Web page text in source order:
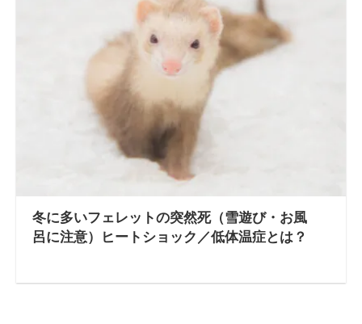
冬に多いフェレットの突然死（雪遊び・お風
呂に注意）ヒートショック／低体温症とは？